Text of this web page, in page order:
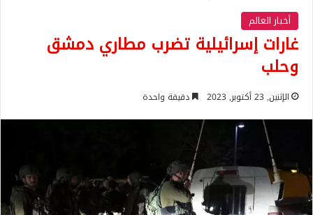
أخبار العالم
غارات إسرائيلية تضرب مطاري دمشق
وحلب
الإثنين, 23 أكتوبر, 2023 دقيقة واحدة